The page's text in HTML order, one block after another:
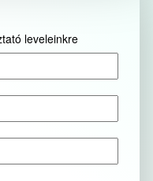
leveleinkre